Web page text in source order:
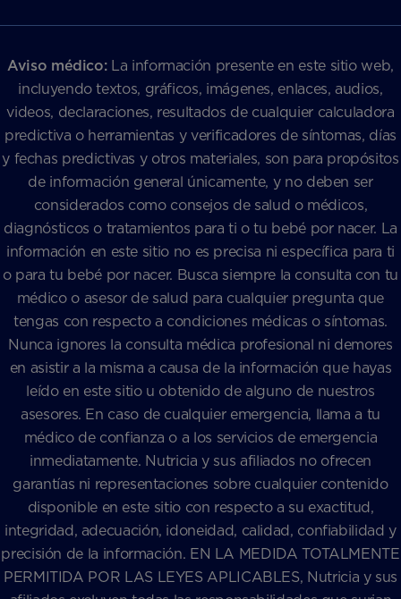
Aviso médico:La información presente en este sitio web,
incluyendo textos, gráficos, imágenes, enlaces, audios,
videos, declaraciones, resultados de cualquier calculadora
predictiva o herramientas y verificadores de síntomas, días
y fechas predictivas y otros materiales, son para propósitos
de información general únicamente, y no deben ser
considerados como consejos de salud o médicos,
diagnósticos o tratamientos para ti o tu bebé por nacer. La
información en este sitio no es precisa ni específica para ti
o para tu bebé por nacer. Busca siempre la consulta con tu
médico o asesor de salud para cualquier pregunta que
tengas con respecto a condiciones médicas o síntomas.
Nunca ignores la consulta médica profesional ni demores
en asistir a la misma a causa de la información que hayas
leído en este sitio u obtenido de alguno de nuestros
asesores. En caso de cualquier emergencia, llama a tu
médico de confianza o a los servicios de emergencia
inmediatamente. Nutricia y sus afiliados no ofrecen
garantías ni representaciones sobre cualquier contenido
disponible en este sitio con respecto a su exactitud,
integridad, adecuación, idoneidad, calidad, confiabilidad y
precisión de la información. EN LA MEDIDA TOTALMENTE
PERMITIDA POR LAS LEYES APLICABLES, Nutricia y sus